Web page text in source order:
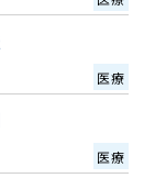
医療
医療